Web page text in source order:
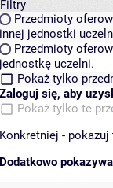
Filtry
Przedmioty
innej jednostki
Przedmioty
jednostkę uczelni.
Pokaż tylko
Zaloguj się, aby
Pokaż tylko te
Konkretniej -
Dodatkowo